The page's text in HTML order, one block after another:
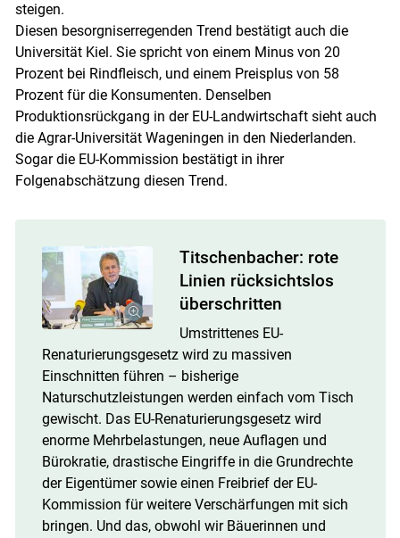
steigen.
Diesen besorgniserregenden Trend bestätigt auch die
Universität Kiel. Sie spricht von einem Minus von 20
Prozent bei Rindfleisch, und einem Preisplus von 58
Prozent für die Konsumenten. Denselben
Produktionsrückgang in der EU-Landwirtschaft sieht auch
die Agrar-Universität Wageningen in den Niederlanden.
Sogar die EU-Kommission bestätigt in ihrer
Folgenabschätzung diesen Trend.
Titschenbacher: rote
Linien rücksichtslos
überschritten
Umstrittenes EU-
Renaturierungsgesetz wird zu massiven
Einschnitten führen – bisherige
Naturschutzleistungen werden einfach vom Tisch
gewischt. Das EU-Renaturierungsgesetz wird
enorme Mehrbelastungen, neue Auflagen und
Bürokratie, drastische Eingriffe in die Grundrechte
der Eigentümer sowie einen Freibrief der EU-
Kommission für weitere Verschärfungen mit sich
bringen. Und das, obwohl wir Bäuerinnen und